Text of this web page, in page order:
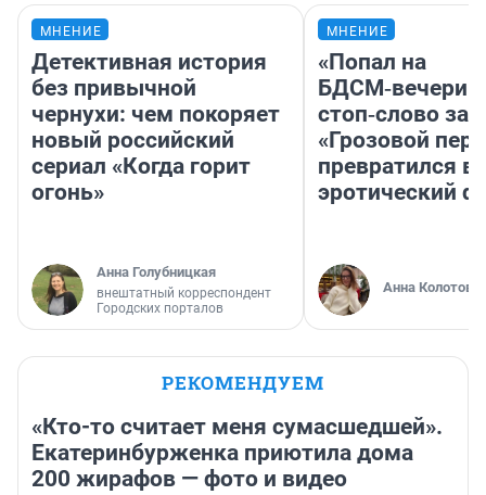
МНЕНИЕ
Детективная история
без привычной
чернухи: чем покоряет
новый российский
сериал «Когда горит
огонь»
Анна Голубницкая
внештатный корреспондент
Городских порталов
МНЕНИЕ
«Попал на
стоп‑слово
«Грозовой
превратился в
эротический
Анна Колотова
РЕКОМЕНДУЕМ
«Кто-то считает меня сумасшедшей».
Екатеринбурженка приютила дома
200 жирафов — фото и видео